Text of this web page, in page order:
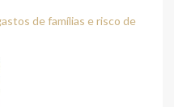
de famílias e risco de